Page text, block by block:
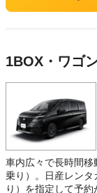
1BOX・ワゴ
車内広々で長時間移
乗り）。日産レン
り）を指定して予